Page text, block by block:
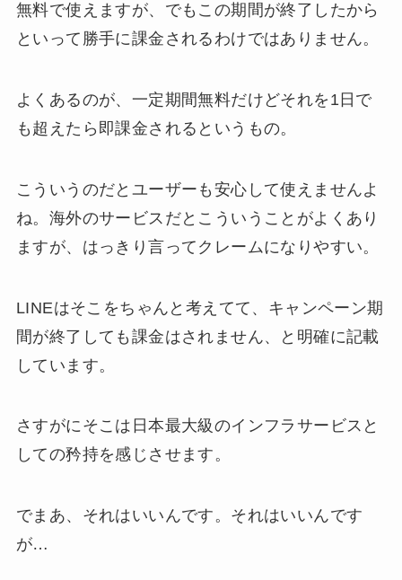
無料で使えますが、でもこの期間が終了したから
といって勝手に課金されるわけではありません。
よくあるのが、一定期間無料だけどそれを1日で
も超えたら即課金されるというもの。
こういうのだとユーザーも安心して使えませんよ
ね。海外のサービスだとこういうことがよくあり
ますが、はっきり言ってクレームになりやすい。
LINEはそこをちゃんと考えてて、キャンペーン期
間が終了しても課金はされません、と明確に記載
しています。
さすがにそこは日本最大級のインフラサービスと
しての矜持を感じさせます。
でまあ、それはいいんです。それはいいんです
が…